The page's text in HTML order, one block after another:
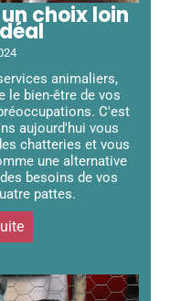
choix loin
animaliers,
le bien-être de vos
C'est
aujourd'hui vous
chatteries et vous
une alternative
besoins de vos
pattes.